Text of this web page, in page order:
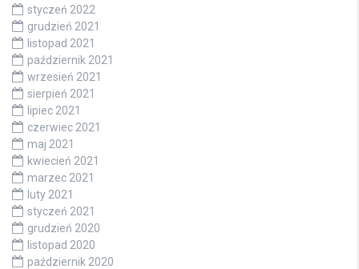
styczeń 2022
grudzień 2021
listopad 2021
październik 2021
wrzesień 2021
sierpień 2021
lipiec 2021
czerwiec 2021
maj 2021
kwiecień 2021
marzec 2021
luty 2021
styczeń 2021
grudzień 2020
listopad 2020
październik 2020